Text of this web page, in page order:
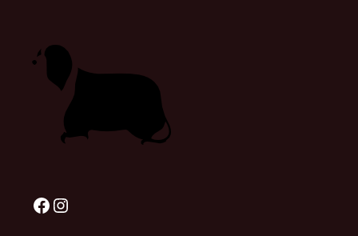
Facebook
Instagram